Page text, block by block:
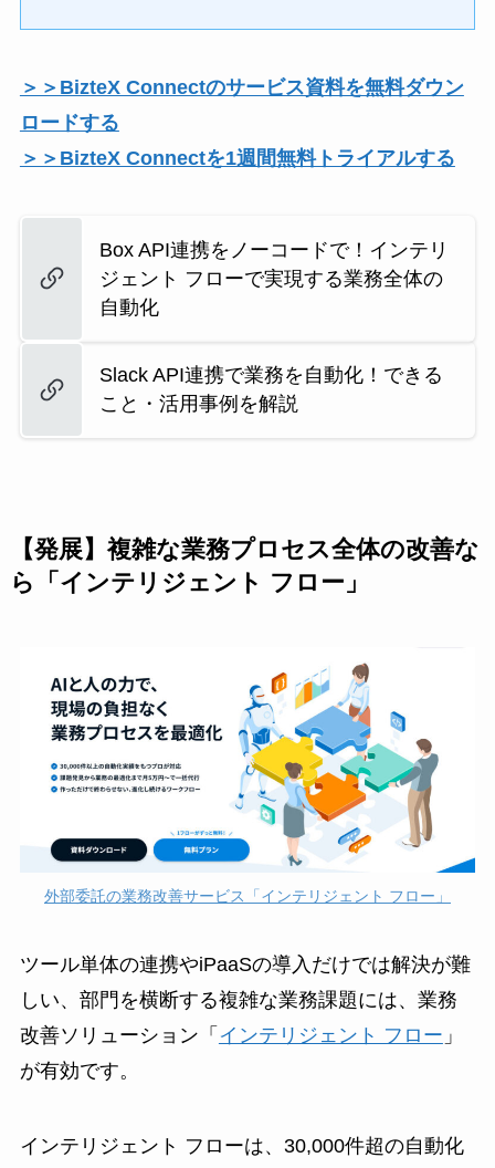
＞＞BizteX Connectのサービス資料を無料ダウン
ロードする
＞＞BizteX Connectを1週間無料トライアルする
Box API連携をノーコードで！インテリ
ジェント フローで実現する業務全体の
自動化
Slack API連携で業務を自動化！できる
こと・活用事例を解説
【発展】複雑な業務プロセス全体の改善な
ら「インテリジェント フロー」
外部委託の業務改善サービス「インテリジェント フロー」
ツール単体の連携やiPaaSの導入だけでは解決が難
しい、部門を横断する複雑な業務課題には、業務
改善ソリューション「 インテリジェント フロー 」
が有効です。
インテリジェント フローは、30,000件超の自動化